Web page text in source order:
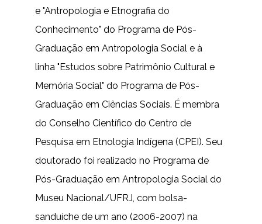
e "Antropologia e Etnografia do
Conhecimento" do Programa de Pós-
Graduação em Antropologia Social e à
linha "Estudos sobre Patrimônio Cultural e
Memória Social" do Programa de Pós-
Graduação em Ciências Sociais. É membra
do Conselho Científico do Centro de
Pesquisa em Etnologia Indígena (CPEI). Seu
doutorado foi realizado no Programa de
Pós-Graduação em Antropologia Social do
Museu Nacional/UFRJ, com bolsa-
sanduíche de um ano (2006-2007) na